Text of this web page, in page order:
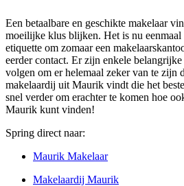
Een betaalbare en geschikte makelaar
moeilijke klus blijken. Het is nu eenmaal
etiquette om zomaar een
eerder contact. Er zijn enkele
volgen om er helemaal zeker van te zijn
makelaardij uit Maurik vindt die het
snel verder om erachter te komen hoe
Maurik kunt vinden!
Spring direct naar:
Maurik Makelaar
Makelaardij Maurik